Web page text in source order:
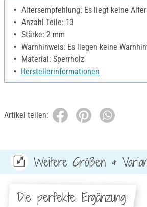
Altersempfehlung: Es liegt keine
Anzahl Teile: 13
Stärke: 2 mm
Warnhinweis: Es liegen keine
Material: Sperrholz
Herstellerinformationen
Artikel teilen:
Weitere Größen &
Die perfekte Ergänzung: